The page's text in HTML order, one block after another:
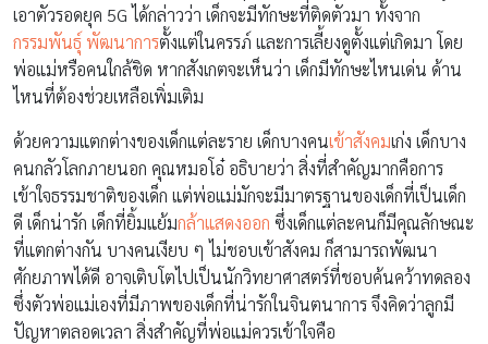
เอาตัวรอดยุค 5G ได้กล่าวว่า เด็กจะมีทักษะที่ติดตัวมา ทั้งจาก
กรรมพันธุ์ พัฒนาการตั้งแต่ในครรภ์ และการเลี้ยงดูตั้งแต่เกิดมา โดย
พ่อแม่หรือคนใกล้ชิด หากสังเกตจะเห็นว่า เด็กมีทักษะไหนเด่น ด้าน
ไหนที่ต้องช่วยเหลือเพิ่มเติม
ด้วยความแตกต่างของเด็กแต่ละราย เด็กบางคนเข้าสังคมเก่ง เด็กบาง
คนกลัวโลกภายนอก คุณหมอโอ๋ อธิบายว่า สิ่งที่สำคัญมากคือการ
เข้าใจธรรมชาติของเด็ก แต่พ่อแม่มักจะมีมาตรฐานของเด็กที่เป็นเด็ก
ดี เด็กน่ารัก เด็กที่ยิ้มแย้มกล้าแสดงออก ซึ่งเด็กแต่ละคนก็มีคุณลักษณะ
ที่แตกต่างกัน บางคนเงียบ ๆ ไม่ชอบเข้าสังคม ก็สามารถพัฒนา
ศักยภาพได้ดี อาจเติบโตไปเป็นนักวิทยาศาสตร์ที่ชอบค้นคว้าทดลอง
ซึ่งตัวพ่อแม่เองที่มีภาพของเด็กที่น่ารักในจินตนาการ จึงคิดว่าลูกมี
ปัญหาตลอดเวลา สิ่งสำคัญที่พ่อแม่ควรเข้าใจคือ